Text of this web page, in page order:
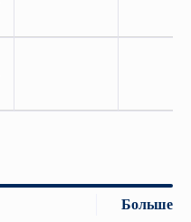
Больше